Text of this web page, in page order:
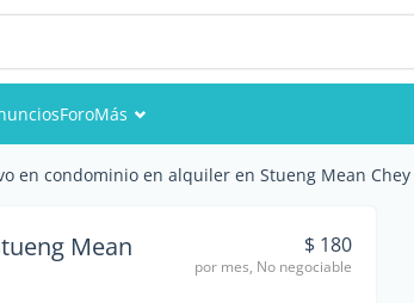
ForoMás
Eventos
en condominio en alquiler en Stueng Mean Chey
Mean
$ 180
por mes, No negociable